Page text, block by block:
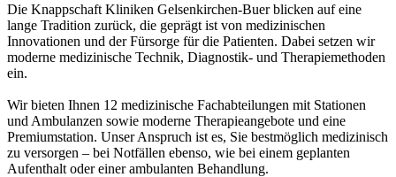
Die Knappschaft Kliniken Gelsenkirchen-Buer blicken auf eine
lange Tradition zurück, die geprägt ist von medizinischen
Innovationen und der Fürsorge für die Patienten. Dabei setzen wir
moderne medizinische Technik, Diagnostik- und Therapiemethoden
ein.
Wir bieten Ihnen 12 medizinische Fachabteilungen mit Stationen
und Ambulanzen sowie moderne Therapieangebote und eine
Premiumstation. Unser Anspruch ist es, Sie bestmöglich medizinisch
zu versorgen – bei Notfällen ebenso, wie bei einem geplanten
Aufenthalt oder einer ambulanten Behandlung.